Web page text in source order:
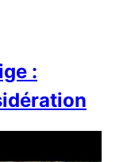
: